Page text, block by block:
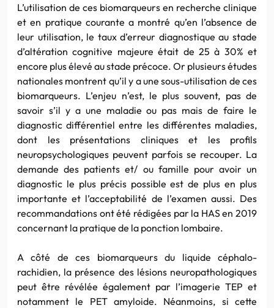
L’utilisation de ces biomarqueurs en recherche clinique
et en pratique courante a montré qu’en l’absence de
leur utilisation, le taux d’erreur diagnostique au stade
d’altération cognitive majeure était de 25 à 30% et
encore plus élevé au stade précoce. Or plusieurs études
nationales montrent qu’il y a une sous-utilisation de ces
biomarqueurs. L’enjeu n’est, le plus souvent, pas de
savoir s’il y a une maladie ou pas mais de faire le
diagnostic différentiel entre les différentes maladies,
dont les présentations cliniques et les profils
neuropsychologiques peuvent parfois se recouper. La
demande des patients et/ ou famille pour avoir un
diagnostic le plus précis possible est de plus en plus
importante et l’acceptabilité de l’examen aussi. Des
recommandations ont été rédigées par la HAS en 2019
concernant la pratique de la ponction lombaire.
A côté de ces biomarqueurs du liquide céphalo-
rachidien, la présence des lésions neuropathologiques
peut être révélée également par l’imagerie TEP et
notamment le PET amyloide. Néanmoins, si cette